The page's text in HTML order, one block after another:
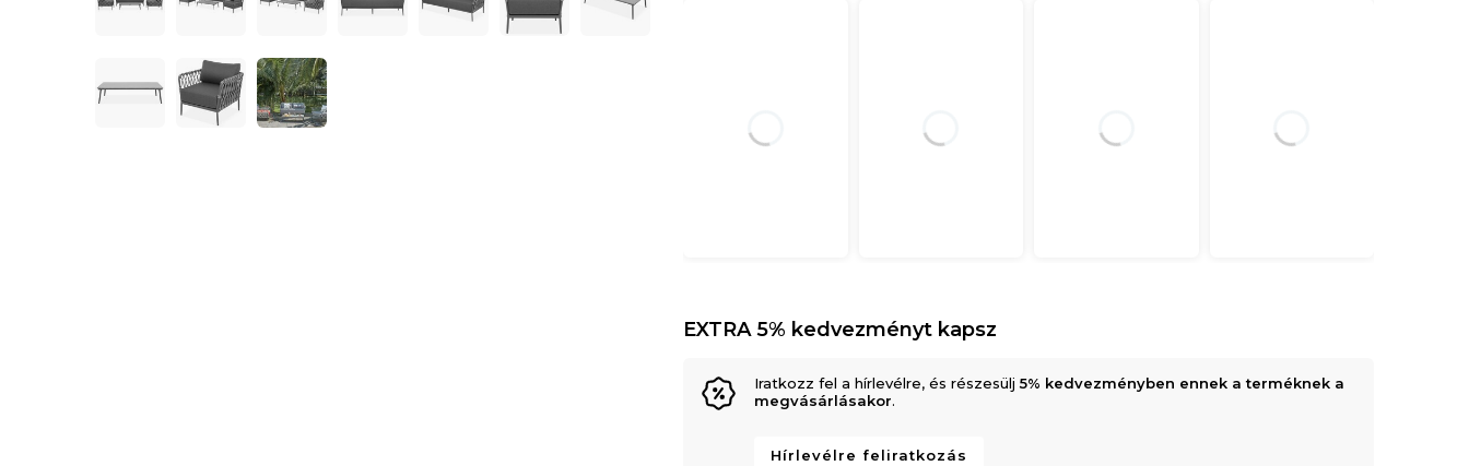
EXTRA 5% kedvezményt kapsz
Iratkozz fel a hírlevélre, és részesülj5% kedvezményben ennek a terméknek a
megvásárlásakor.
Hírlevélre feliratkozás